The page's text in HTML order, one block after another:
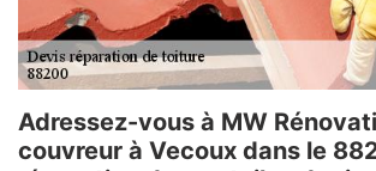
Adressez-vous à MW
couvreur à Vecoux dans le